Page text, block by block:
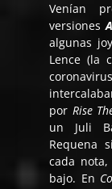
Venían
versiones
algunas
Lence (la
por Rise
un Juli
Requena
cada
bajo. En